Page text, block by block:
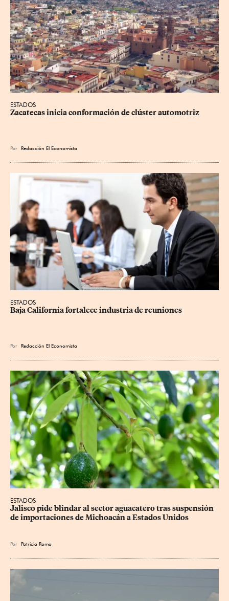
ESTADOS
Zacatecas inicia conformación de clúster automotriz
Por Redacción El Economista
ESTADOS
Baja California fortalece industria de reuniones
Por Redacción El Economista
ESTADOS
Jalisco pide blindar al sector aguacatero tras suspensión
de importaciones de Michoacán a Estados Unidos
Por Patricia Romo